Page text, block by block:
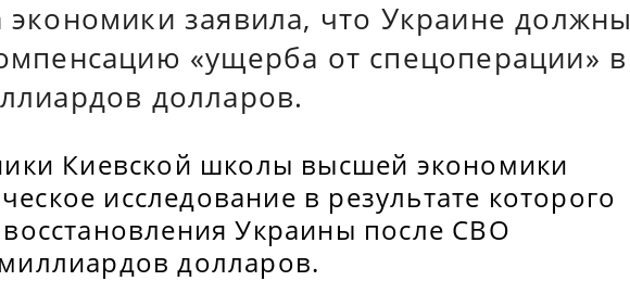
экономики заявила, что Украине должны
«ущерба от спецоперации» в
долларов.
Киевской школы высшей экономики
исследование в результате которого
Украины после СВО
долларов.